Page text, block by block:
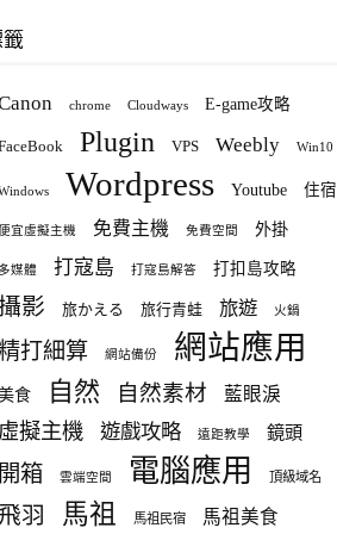
chrome Cloudways E-game攻略
Plugin VPS Weebly Win10
Wordpress Youtube 住宿
宜虛擬主機 免費主機 免費空間 外掛
媒體 打寇島 打寇島解答 打扣島攻略
攝影 旅かえる 旅行青蛙 旅遊 火鍋
打細算 網站備份 網站應用
食 自然 自然素材 藍眼淚
虛擬主機 遊戲攻略 遠距教學 鏡頭
開箱 雲端空間 電腦應用 頂級域名
飛羽 馬祖 馬祖民宿 馬祖美食